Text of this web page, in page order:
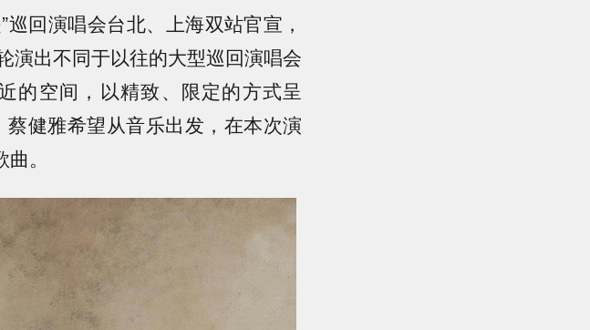
回演唱会台北、上海双站官宣，
演出不同于以往的大型巡回演唱会
的空间，以精致、限定的方式呈
健雅希望从音乐出发，在本次演
。